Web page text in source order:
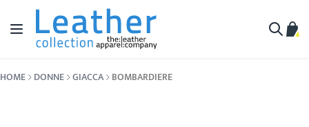
Salta al contenuto
Toggle Nav
HOME DONNE GIACCA BOMBARDIERE